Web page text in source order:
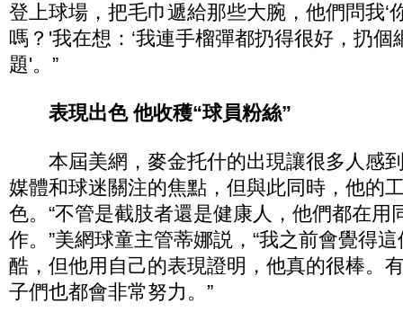
登上球場，把毛巾遞給那些大腕，他們問我‘
嗎？'我在想：‘我連手榴彈都扔得很好，扔
題'。”
表現出色 他收穫“球員粉絲”
本屆美網，麥金托什的出現讓很多人感
媒體和球迷關注的焦點，但與此同時，他的
色。“不管是截肢者還是健康人，他們都在用
作。”美網球童主管蒂娜説，“我之前會覺得
酷，但他用自己的表現證明，他真的很棒。
子們也都會非常努力。”